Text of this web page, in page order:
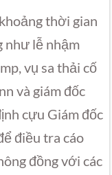
thời gian
như lễ nhậm
vụ sa thải cố
và giám đốc
cựu Giám đốc
điều tra cáo
đồng với các